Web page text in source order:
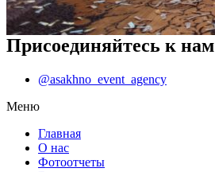
Присоединяйтесь к нам
@asakhno_event_agency
Меню
Главная
О нас
Фотоотчеты